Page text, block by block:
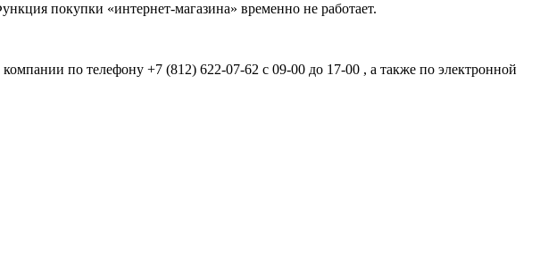
покупки «интернет-магазина» временно не работает.
по телефону +7 (812) 622-07-62 с 09-00 до 17-00 , а также по электронной